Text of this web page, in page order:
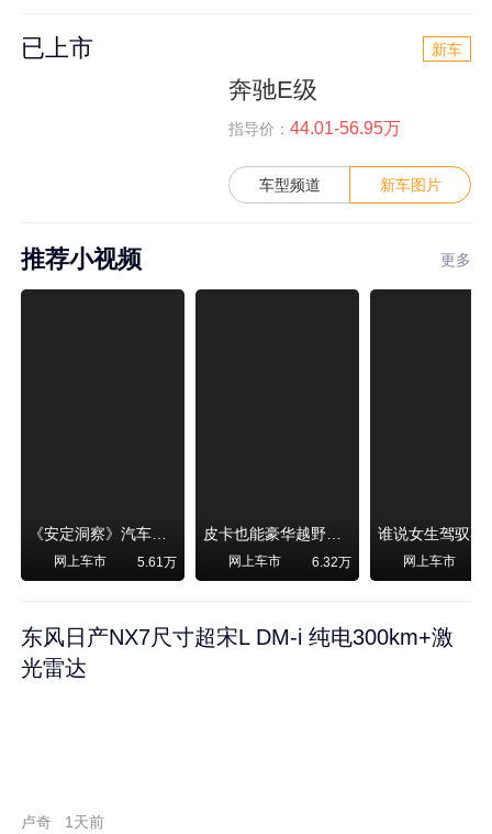
已上市 新车
奔驰E级
指导价： 44.01-56.95万
车型频道 新车图片
推荐小视频 更多
《安定洞察》汽车烧不烧油，和石油安全无关！
网上车市 5.61万
皮卡也能豪华越野！纵横F700上市，限时卖29.99万起
网上车市 6.32万 网上车市
东风日产NX7尺寸超宋L DM-i 纯电300km+激
光雷达
卢奇 1天前